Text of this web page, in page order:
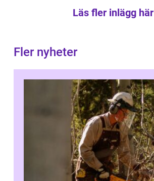
Läs fler inlägg här
Fler nyheter